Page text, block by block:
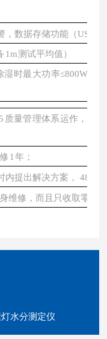
，数据存储功能（USB/
1m测试平均值）
湿时最大功率≤800W，
质量管理体系运作，*的
1 年；
内提出解决方案， 48
维修，而且只收取零部
水分测定仪